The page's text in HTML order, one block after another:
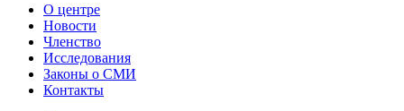
О центре
Новости
Членство
Исследования
Законы о СМИ
Контакты